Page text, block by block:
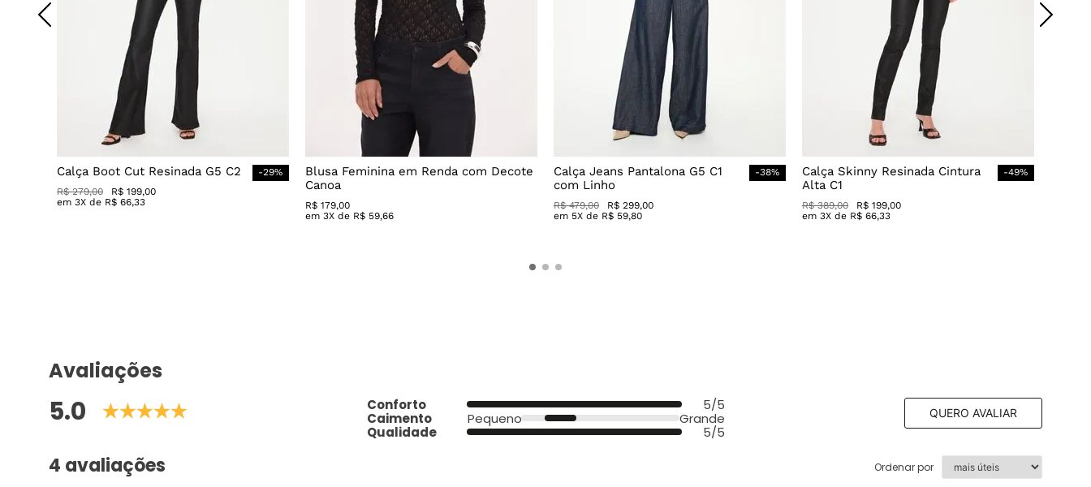
Calça Boot Cut Resinada G5 C2 -29%
R$ 279,00 R$ 199,00
em3X de R$ 66,33
Blusa Feminina em Renda com Decote
Canoa
R$ 179,00
em3X de R$ 59,66
Calça Jeans Pantalona G5 C1
com Linho
-38%
R$ 479,00 R$ 299,00
em 5X de R$ 59,80
Calça Skinny Resinada Cintura
Alta C1
-49%
R$ 389,00 R$ 199,00
em3X de R$ 66,33
Avaliações
5.0 Conforto
5/5
Caimento
Pequeno
Grande
Qualidade
5/5
QUERO AVALIAR
4 avaliações Ordenar por